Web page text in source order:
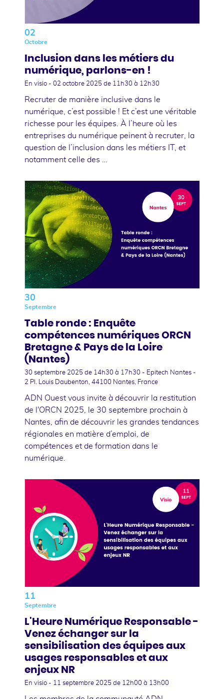
02
Octobre
Inclusion dans les métiers du
numérique, parlons-en !
En visio - 02 octobre 2025 de 11h30 à 12h30
Recruter de manière inclusive dans le
numérique, c’est possible ! Et c’est une véritable
richesse pour les équipes. À l’heure où les
entreprises du numérique peinent à recruter, la
question de l’inclusion dans les métiers IT, et
notamment celle des …
30
Septembre
Table ronde : Enquête
compétences numériques ORCN
Bretagne & Pays de la Loire
(Nantes)
30 septembre 2025 de 14h30 à 17h30 - Epitech Nantes -
2 Pl. Louis Daubenton, 44100 Nantes, France
ADN Ouest vous invite à découvrir la restitution
de l'ORCN 2025, le 30 septembre prochain à
Nantes, afin de découvrir les grandes tendances
régionales en matière d’emploi, de
compétences et de formation dans le
numérique.
11
Septembre
L'Heure Numérique Responsable -
Venez échanger sur la
sensibilisation des équipes aux
usages responsables et aux
enjeux NR
En visio - 11 septembre 2025 de 12h00 à 13h00